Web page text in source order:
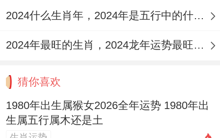
2024什么生肖年，2024年是五行中的什么生肖年份
2024年最旺的生肖，2024龙年运势最旺的4个生肖
猜你喜欢
1980年出生属猴女2026全年运势 1980年出
生属五行属木还是土